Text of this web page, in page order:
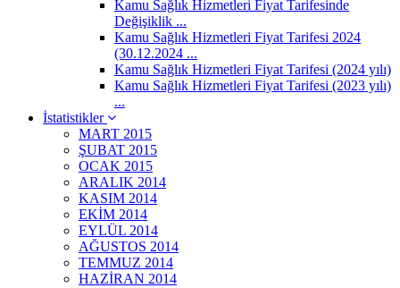
Kamu Sağlık Hizmetleri Fiyat Tarifesinde
Değişiklik ...
Kamu Sağlık Hizmetleri Fiyat Tarifesi 2024
(30.12.2024 ...
Kamu Sağlık Hizmetleri Fiyat Tarifesi (2024 yılı)
Kamu Sağlık Hizmetleri Fiyat Tarifesi (2023 yılı)
...
İstatistikler
MART 2015
ŞUBAT 2015
OCAK 2015
ARALIK 2014
KASIM 2014
EKİM 2014
EYLÜL 2014
AĞUSTOS 2014
TEMMUZ 2014
HAZİRAN 2014